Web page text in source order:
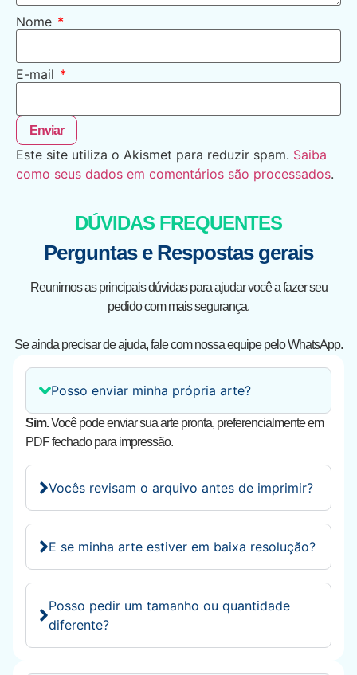
Nome *
E-mail *
Este site utiliza o Akismet para reduzir spam. Saiba
como seus dados em comentários são processados.
DÚVIDAS FREQUENTES
Perguntas e Respostas gerais
Reunimos as principais dúvidas para ajudar você a fazer seu
pedido com mais segurança.
Se ainda precisar de ajuda, fale com nossa equipe pelo WhatsApp.
Posso enviar minha própria arte?
Sim.Você pode enviar sua arte pronta, preferencialmente em
PDF fechado para impressão.
Vocês revisam o arquivo antes de imprimir?
E se minha arte estiver em baixa resolução?
Posso pedir um tamanho ou quantidade
diferente?